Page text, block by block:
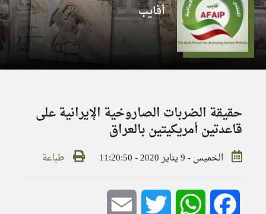
أفايب
حقيقة الضربات الصاروخية الإيرانية على
قاعدتين أمريكيتين بالعراق
الخميس - 9 يناير 2020 - 11:20:50 طباعة
Facebook
WhatsApp
Twitter